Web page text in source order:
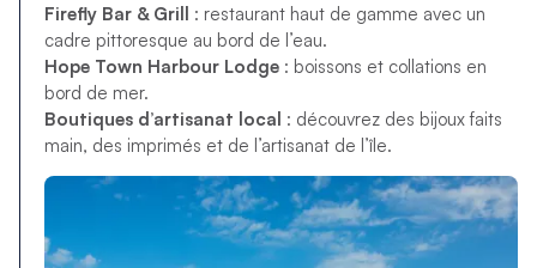
Firefly Bar & Grill : restaurant haut de gamme avec un
cadre pittoresque au bord de l’eau.
Hope Town Harbour Lodge: boissons et collations en
bord de mer.
Boutiques d’artisanat local : découvrez des bijoux faits
main, des imprimés et de l’artisanat de l’île.